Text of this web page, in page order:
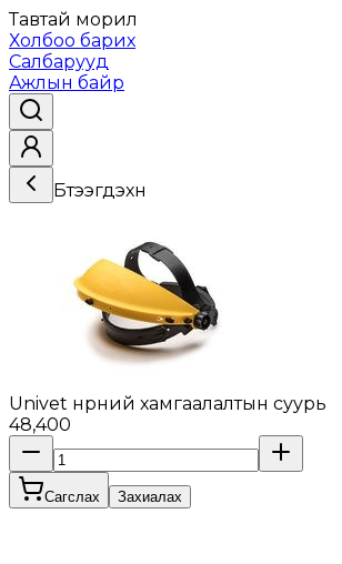
Тавтай морил
Холбоо барих
Салбарууд
Ажлын байр
Бүтээгдэхүүн
Univet нүүрний хамгаалалтын суурь
48,400
Сагслах Захиалах